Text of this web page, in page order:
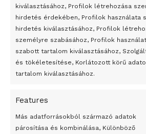
kiválasztásához, Profilok létrehozása
hirdetés érdekében, Profilok használata
hirdetés kiválasztásához, Profilok
személyre szabásához, Profilok
szabott tartalom kiválasztásához,
és tökéletesítése, Korlátozott körű
tartalom kiválasztásához.
Features
Más adatforrásokból származó adatok
párosítása és kombinálása, Különböző
Twitteren arról számolt be, hogy a
újabb nyolc embert fogtak el, akik
próbáltak bejutni a latin-amerikai
csoport is zsoldosokból állt, akik
vasárnapi támadókkal. Köztük volt
Átmenetileg szünetelnek az
Egy vagyonért adták el Banksy művét
Az 1950-ben elhunyt alkotók művei
felhasználhatóvá válnak
Peking – A visegrádi országok zsidó
bemutató fotókiállítás nyílt
Megveszi az osztrák Wienerberger az